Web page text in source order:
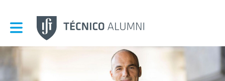
Toggle main navigation